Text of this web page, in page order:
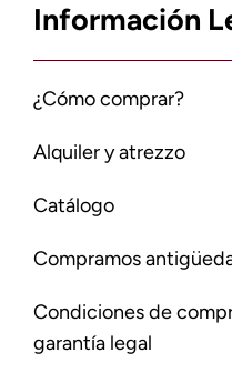
Información
¿Cómo comprar?
Alquiler y atrezzo
Catálogo
Compramos
Condiciones de
garantía legal